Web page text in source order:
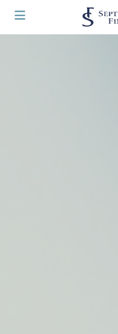
Panneau de gestion des cookies